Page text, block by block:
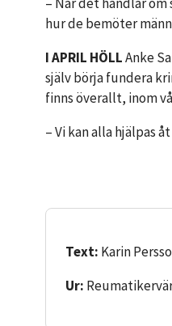
hur de bemöter
I APRIL HÖLLAnke
själv börja fundera
finns överallt, inom
– Vi kan alla hjälpas
Text: Karin
Ur: